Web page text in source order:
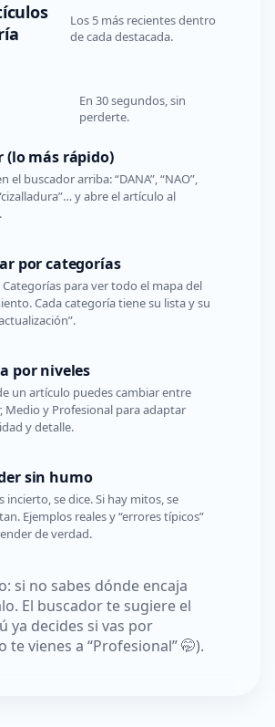
Los 5 más recientes dentro
de cada destacada.
En 30 segundos, sin
perderte.
(lo más rápido)
el buscador arriba: “DANA”, “NAO”,
“cizalladura”… y abre el artículo al
por categorías
Categorías para ver todo el mapa del
Cada categoría tiene su lista y su
por niveles
un artículo puedes cambiar entre
Medio y Profesional para adaptar
y detalle.
sin humo
incierto, se dice. Si hay mitos, se
Ejemplos reales y “errores típicos”
de verdad.
si no sabes dónde encaja
El buscador te sugiere el
ya decides si vas por
te vienes a “Profesional” 🤭).